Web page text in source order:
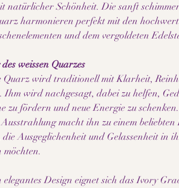
natürlicher Schönheit. Die sanft
harmonieren perfekt mit den
und dem vergoldeten
weissen Quarzes
Quarz wird traditionell mit Klarheit,
Ihm wird nachgesagt, dabei zu helfen,
zu fördern und neue Energie zu
macht ihn zu einem beliebten
die Ausgeglichenheit und Gelassenheit in
elegantes Design eignet sich das Ivory